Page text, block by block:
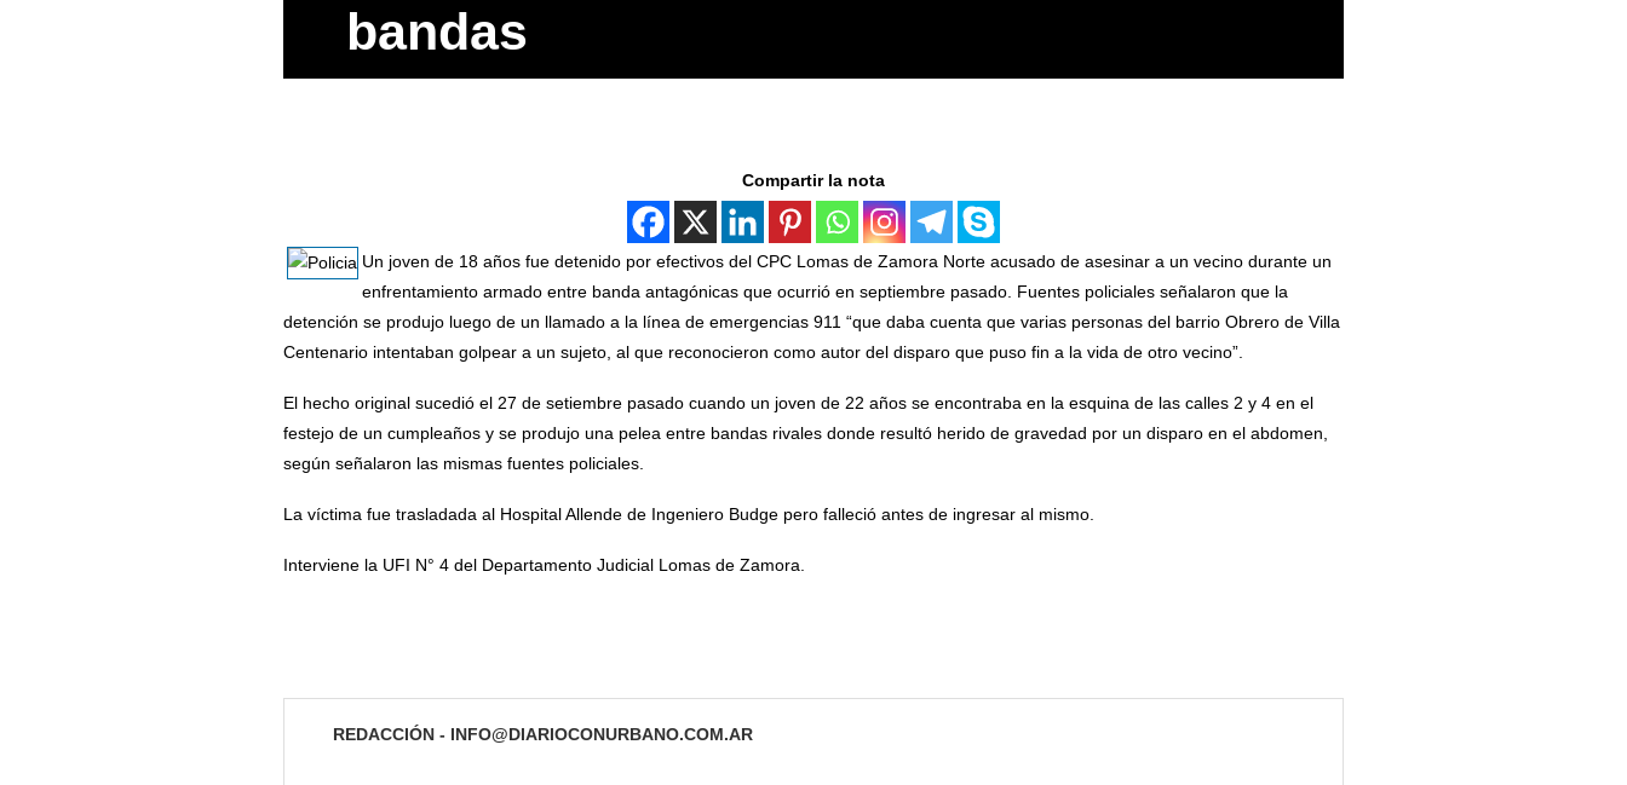
bandas
Compartir la nota
Un joven de 18 años fue detenido por efectivos del CPC Lomas de Zamora Norte acusado de asesinar a un vecino durante un
enfrentamiento armado entre banda antagónicas que ocurrió en septiembre pasado. Fuentes policiales señalaron que la
detención se produjo luego de un llamado a la línea de emergencias 911 “que daba cuenta que varias personas del barrio Obrero de Villa
Centenario intentaban golpear a un sujeto, al que reconocieron como autor del disparo que puso fin a la vida de otro vecino”.
El hecho original sucedió el 27 de setiembre pasado cuando un joven de 22 años se encontraba en la esquina de las calles 2 y 4 en el
festejo de un cumpleaños y se produjo una pelea entre bandas rivales donde resultó herido de gravedad por un disparo en el abdomen,
según señalaron las mismas fuentes policiales.
La víctima fue trasladada al Hospital Allende de Ingeniero Budge pero falleció antes de ingresar al mismo.
Interviene la UFI N° 4 del Departamento Judicial Lomas de Zamora.
REDACCIÓN - INFO@DIARIOCONURBANO.COM.AR